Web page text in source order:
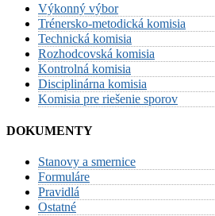
Výkonný výbor
Trénersko-metodická komisia
Technická komisia
Rozhodcovská komisia
Kontrolná komisia
Disciplinárna komisia
Komisia pre riešenie sporov
DOKUMENTY
Stanovy a smernice
Formuláre
Pravidlá
Ostatné